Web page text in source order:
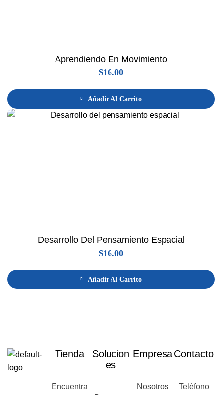
Aprendiendo En Movimiento
$16.00
Añadir Al Carrito
Desarrollo Del Pensamiento Espacial
$16.00
Añadir Al Carrito
Tienda
Encuentra
Solucion
es
Empresa
Nosotros
Contacto
Teléfono